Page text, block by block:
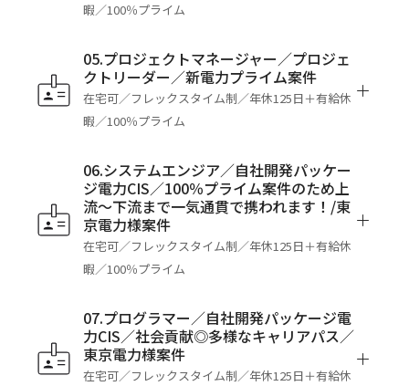
暇／100％プライム
05.プロジェクトマネージャー／プロジェ
クトリーダー／新電力プライム案件
在宅可／フレックスタイム制／年休125日＋有給休
暇／100％プライム
06.システムエンジア／自社開発パッケー
ジ電力CIS／100％プライム案件のため上
流～下流まで一気通貫で携われます！/東
京電力様案件
在宅可／フレックスタイム制／年休125日＋有給休
暇／100％プライム
07.プログラマー／自社開発パッケージ電
力CIS／社会貢献◎多様なキャリアパス／
東京電力様案件
在宅可／フレックスタイム制／年休125日＋有給休